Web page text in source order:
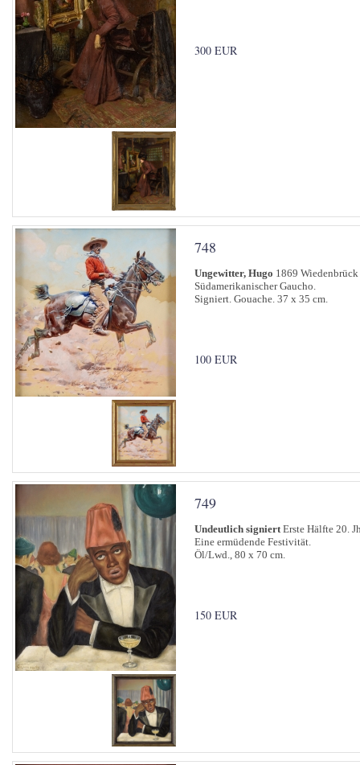
300 EUR
748
Ungewitter, Hugo 1869
Südamerikanischer Gaucho.
Signiert. Gouache. 37 x 35 cm.
100 EUR
749
Undeutlich signiertErste Hälfte 20.
Eine ermüdende Festivität.
Öl/Lwd., 80 x 70 cm.
150 EUR